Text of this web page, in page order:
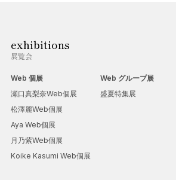
exhibitions
展覧会
Web 個展
瀬口真梨奈Web個展
松澤麗Web個展
Aya Web個展
月乃紫Web個展
Koike Kasumi Web個展
Web グループ展
盛夏特集展